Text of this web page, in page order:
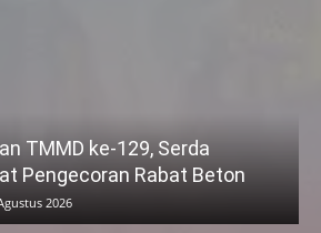
TMMD ke-129, Serda
Pengecoran Rabat Beton
2026